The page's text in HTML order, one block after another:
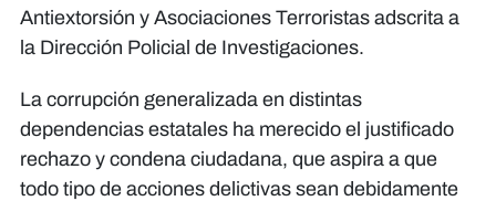
Antiextorsión y Asociaciones Terroristas adscrita a
la Dirección Policial de Investigaciones.
La corrupción generalizada en distintas
dependencias estatales ha merecido el justificado
rechazo y condena ciudadana, que aspira a que
todo tipo de acciones delictivas sean debidamente